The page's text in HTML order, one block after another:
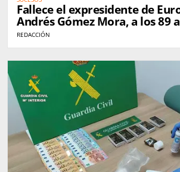
Fallece el expresidente de
Andrés Gómez Mora, a los 89
REDACCIÓN